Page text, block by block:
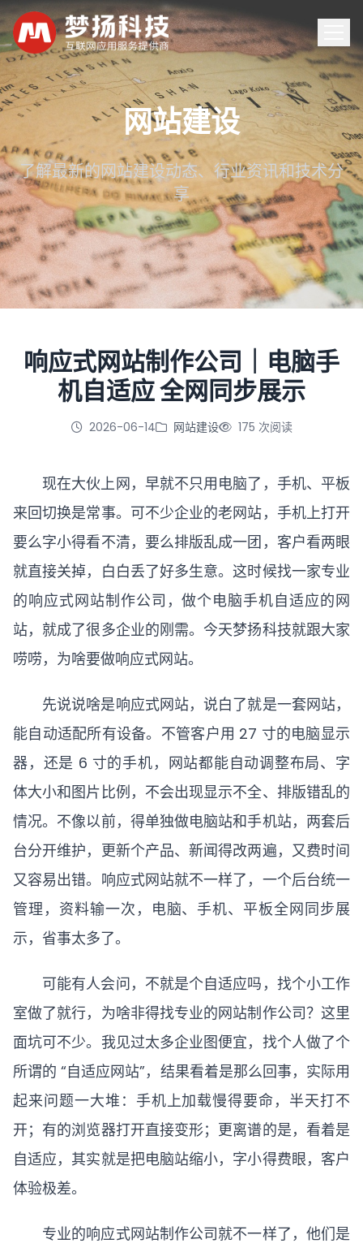
首页
服务
案例
新闻
关于
立即咨询
网站建设
了解最新的网站建设动态、行业资讯和技术分
享
响应式网站制作公司｜电脑手
机自适应 全网同步展示
2026-06-14 网站建设 175 次阅读
现在大伙上网，早就不只用电脑了，手机、平板
来回切换是常事。可不少企业的老网站，手机上打开
要么字小得看不清，要么排版乱成一团，客户看两眼
就直接关掉，白白丢了好多生意。这时候找一家专业
的响应式网站制作公司，做个电脑手机自适应的网
站，就成了很多企业的刚需。今天梦扬科技就跟大家
唠唠，为啥要做响应式网站。
先说说啥是响应式网站，说白了就是一套网站，
能自动适配所有设备。不管客户用 27 寸的电脑显示
器，还是 6 寸的手机，网站都能自动调整布局、字
体大小和图片比例，不会出现显示不全、排版错乱的
情况。不像以前，得单独做电脑站和手机站，两套后
台分开维护，更新个产品、新闻得改两遍，又费时间
又容易出错。响应式网站就不一样了，一个后台统一
管理，资料输一次，电脑、手机、平板全网同步展
示，省事太多了。
可能有人会问，不就是个自适应吗，找个小工作
室做了就行，为啥非得找专业的网站制作公司？这里
面坑可不少。我见过太多企业图便宜，找个人做了个
所谓的 “自适应网站”，结果看着是那么回事，实际用
起来问题一大堆：手机上加载慢得要命，半天打不
开；有的浏览器打开直接变形；更离谱的是，看着是
自适应，其实就是把电脑站缩小，字小得费眼，客户
体验极差。
专业的响应式网站制作公司就不一样了，他们是